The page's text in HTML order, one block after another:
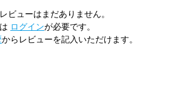
ビューはまだありません。
ログインが必要です。
からレビューを記入いただけます。